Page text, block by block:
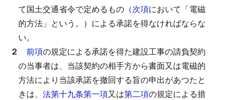
て国土交通省令で定めるもの（次項において「電磁
的方法」という。）による承諾を得なければならな
い。
２ 前項の規定による承諾を得た建設工事の請負契約
の当事者は、当該契約の相手方から書面又は電磁的
方法により当該承諾を撤回する旨の申出があつたと
きは、 法第十九条第一項又は第二項の規定による措